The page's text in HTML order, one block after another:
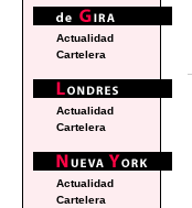
Actualidad
Cartelera
Actualidad
Cartelera
Actualidad
Cartelera